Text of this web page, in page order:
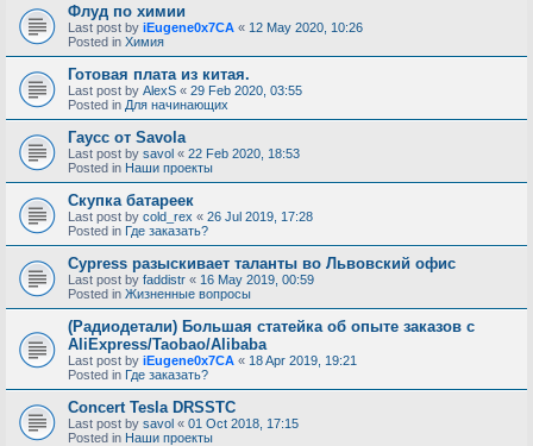
Флуд по химии
Last post by iEugene0x7CA « 12 May 2020, 10:26
Posted in Химия
Готовая плата из китая.
Last post by AlexS « 29 Feb 2020, 03:55
Posted in Для начинающих
Гаусс от Savola
Last post by savol « 22 Feb 2020, 18:53
Posted in Наши проекты
Скупка батареек
Last post by cold_rex « 26 Jul 2019, 17:28
Posted in Где заказать?
Cypress разыскивает таланты во Львовский офис
Last post by faddistr « 16 May 2019, 00:59
Posted in Жизненные вопросы
(Радиодетали) Большая статейка об опыте заказов с
AliExpress/Taobao/Alibaba
Last post by iEugene0x7CA « 18 Apr 2019, 19:21
Posted in Где заказать?
Concert Tesla DRSSTC
Last post by savol « 01 Oct 2018, 17:15
Posted in Наши проекты